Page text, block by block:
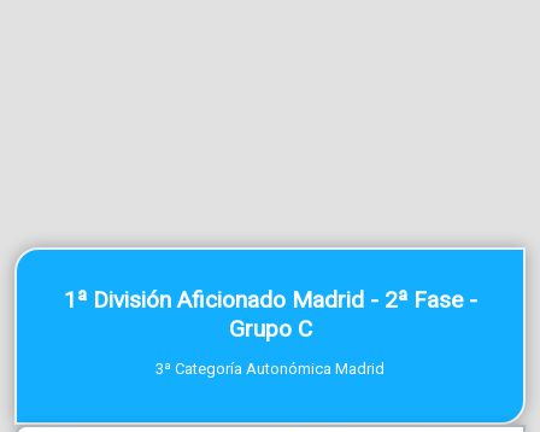
1ª División Aficionado Madrid - 2ª Fase -
Grupo C
3ª Categoría Autonómica Madrid